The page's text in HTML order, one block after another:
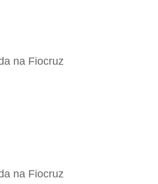
na Fiocruz
na Fiocruz